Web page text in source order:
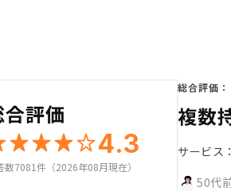
評価
4.3
数7081件（2026年08月現在）
総合評価：
複数
サービス：
50代